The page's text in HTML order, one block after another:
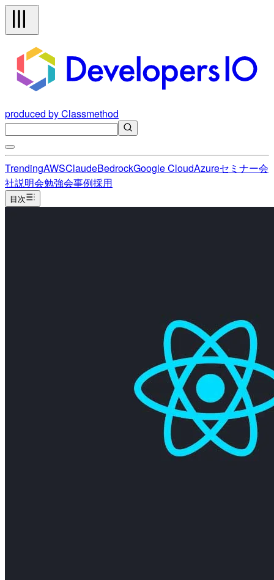
produced by Classmethod
TrendingAWSClaudeBedrockGoogle CloudAzureセミナー会
社説明会勉強会事例採用
目次